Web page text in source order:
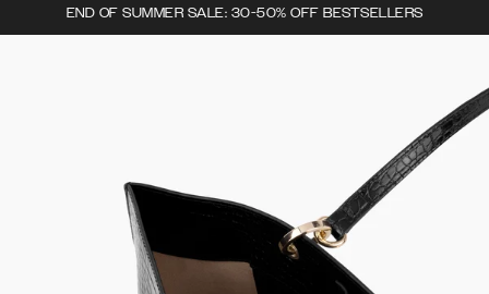
END OF SUMMER SALE: 30-50% OFF BESTSELLERS